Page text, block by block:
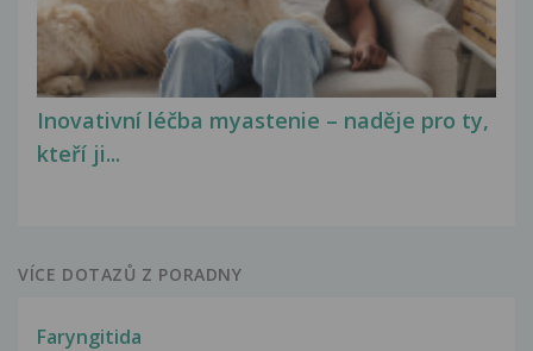
Inovativní léčba myastenie – naděje pro ty,
kteří ji...
VÍCE DOTAZŮ Z PORADNY
Faryngitida